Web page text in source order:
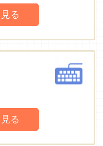
る
る